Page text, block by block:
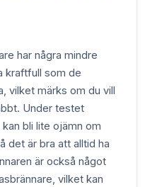
har några mindre
kraftfull som de
vilket märks om du vill
Under testet
bli lite ojämn om
det är bra att alltid ha
är också något
vilket kan